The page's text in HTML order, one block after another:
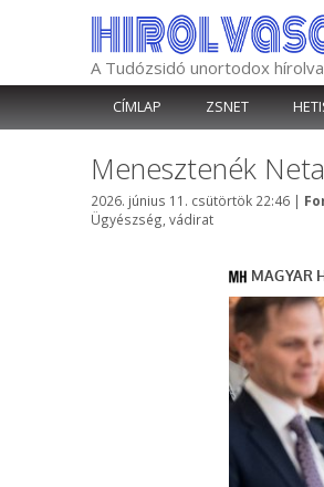
A Tudózsidó unortodox
CÍMLAP ZSNET
Menesztenék
2026. június 11. csütörtök 22:46 |
Ügyészség vádirat